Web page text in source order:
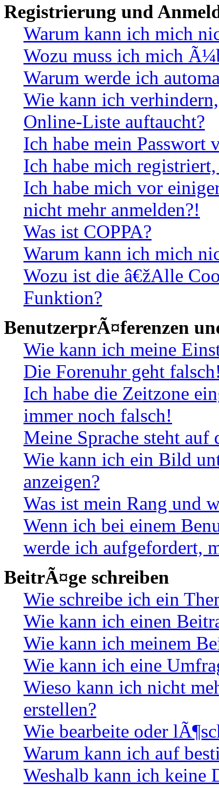
Registrierung und
Warum kann ich mich
Wozu muss ich mich
Warum werde ich
Wie kann ich
Online-Liste auftaucht?
Ich habe mein Passwort
Ich habe mich
Ich habe mich vor
nicht mehr anmelden?!
Was ist COPPA?
Warum kann ich mich
Wozu ist die â€žAlle
Funktion?
BenutzerprÃ¤ferenzen
Wie kann ich meine
Die Forenuhr geht
Ich habe die Zeitzone
immer noch falsch!
Meine Sprache steht
Wie kann ich ein Bild
anzeigen?
Was ist mein Rang und
Wenn ich bei einem
werde ich aufgefordert,
BeitrÃ¤ge schreiben
Wie schreibe ich ein
Wie kann ich einen
Wie kann ich meinem
Wie kann ich eine
Wieso kann ich nicht
erstellen?
Wie bearbeite oder
Warum kann ich auf
Weshalb kann ich keine